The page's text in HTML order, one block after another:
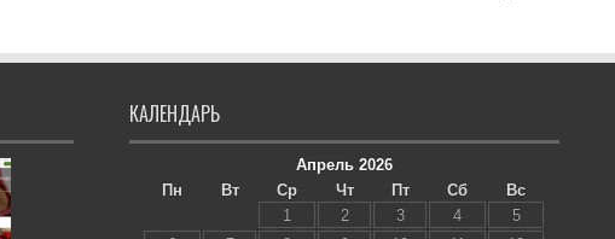
КАЛЕНДАРЬ
Апрель 2026
Пн
Вт Ср Чт Пт Сб
Вс
1
2 3 4
5